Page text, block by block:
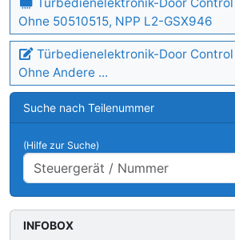
Ohne 50510515, NPP L2-GSX946
Türbedienelektronik-Door
Ohne Andere ...
Suche nach Teilenummer
(Hilfe zur Suche)
INFOBOX